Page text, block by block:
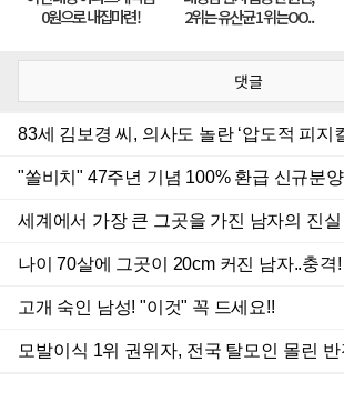
댓글